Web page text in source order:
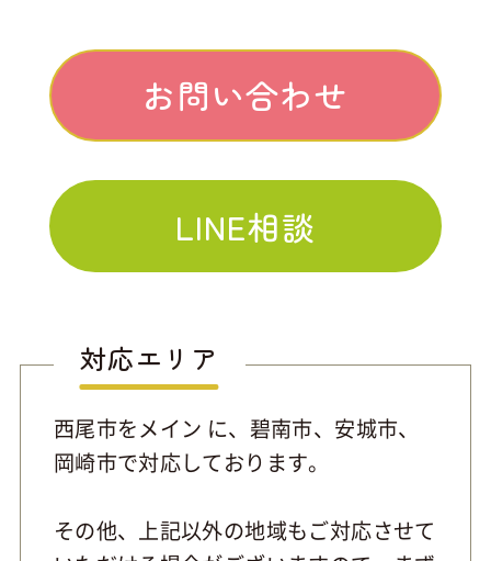
お問い合わせ
LINE相談
対応エリア
西尾市をメイン に、碧南市、安城市、
岡崎市で対応しております。
その他、上記以外の地域もご対応させて